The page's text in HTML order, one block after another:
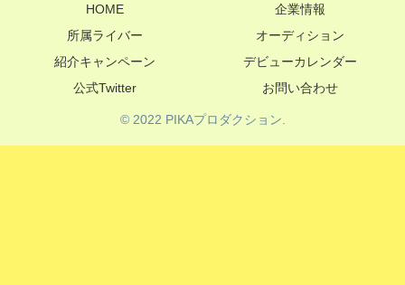
HOME
企業情報
所属ライバー
オーディション
紹介キャンペーン
デビューカレンダー
公式Twitter
お問い合わせ
© 2022 PIKAプロダクション.